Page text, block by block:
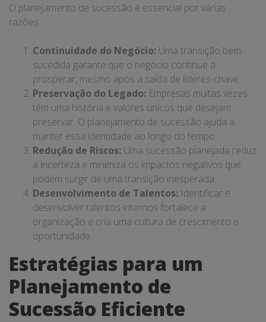
O planejamento de sucessão é essencial por várias
razões:
Continuidade do Negócio: Uma transição bem-
sucedida garante que o negócio continue a
prosperar, mesmo após a saída de líderes-chave.
Preservação do Legado: Empresas muitas vezes
têm uma história e valores únicos que desejam
preservar. O planejamento de sucessão ajuda a
manter essa identidade ao longo do tempo.
Redução de Riscos: Uma sucessão planejada reduz
a incerteza e minimiza os impactos negativos que
podem surgir de uma transição inesperada.
Desenvolvimento de Talentos: Identificar e
desenvolver talentos internos fortalece a
organização e cria uma cultura de crescimento e
oportunidade.
Estratégias para um
Planejamento de
Sucessão Eficiente